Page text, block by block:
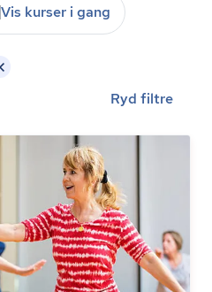
Vis kurser i gang
Ryd filtre